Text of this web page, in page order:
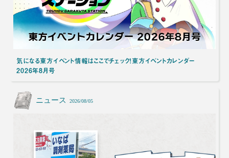
気になる東方イベント情報はここでチェック！東方イベントカレンダー
2026年8月号
ニュース 2026/08/05